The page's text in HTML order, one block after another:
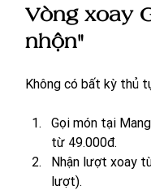
Vòng xoay
nhộn"
Không có bất kỳ thủ
Gọi món tại
từ 49.000đ.
Nhận lượt xoay
lượt).